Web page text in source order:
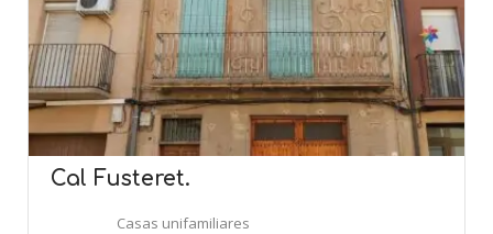
Cal Fusteret.
Casas unifamiliares